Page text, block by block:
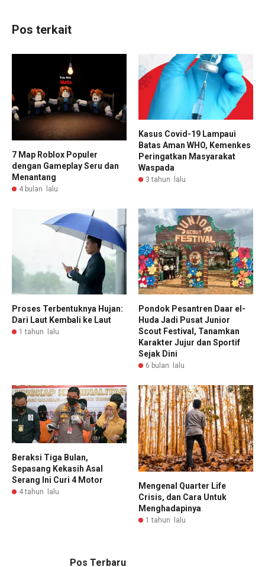
Pos terkait
7 Map Roblox Populer
dengan Gameplay Seru dan
Menantang
4 bulan lalu
Kasus Covid-19 Lampaui
Batas Aman WHO, Kemenkes
Peringatkan Masyarakat
Waspada
3 tahun lalu
Proses Terbentuknya Hujan:
Dari Laut Kembali ke Laut
1 tahun lalu
Pondok Pesantren Daar el-
Huda Jadi Pusat Junior
Scout Festival, Tanamkan
Karakter Jujur dan Sportif
Sejak Dini
6 bulan lalu
Beraksi Tiga Bulan,
Sepasang Kekasih Asal
Serang Ini Curi 4 Motor
4 tahun lalu
Mengenal Quarter Life
Crisis, dan Cara Untuk
Menghadapinya
1 tahun lalu
Pos Terbaru